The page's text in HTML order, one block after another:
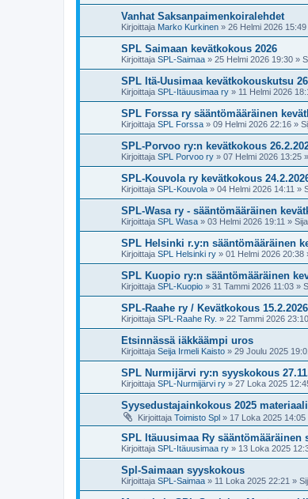
Vanhat Saksanpaimenkoiralehdet
Kirjoittaja Marko Kurkinen » 26 Helmi 2026 15:49
SPL Saimaan kevätkokous 2026
Kirjoittaja SPL-Saimaa » 25 Helmi 2026 19:30 »
SPL Itä-Uusimaa kevätkokouskutsu
Kirjoittaja SPL-Itäuusimaa ry » 11 Helmi 2026
SPL Forssa ry sääntömääräinen
Kirjoittaja SPL Forssa » 09 Helmi 2026 22:16 »
SPL-Porvoo ry:n kevätkokous
Kirjoittaja SPL Porvoo ry » 07 Helmi 2026 13:25
SPL-Kouvola ry kevätkokous
Kirjoittaja SPL-Kouvola » 04 Helmi 2026 14:11 »
SPL-Wasa ry - sääntömääräinen
Kirjoittaja SPL Wasa » 03 Helmi 2026 19:11 »
SPL Helsinki r.y:n sääntömääräinen
Kirjoittaja SPL Helsinki ry » 01 Helmi 2026 20:38
SPL Kuopio ry:n sääntömääräinen
Kirjoittaja SPL-Kuopio » 31 Tammi 2026 11:03 »
SPL-Raahe ry / Kevätkokous 15.2.2026
Kirjoittaja SPL-Raahe Ry. » 22 Tammi 2026 23:10
Etsinnässä iäkkäämpi uros
Kirjoittaja Seija Irmeli Kaisto » 29 Joulu 2025
SPL Nurmijärvi ry:n syyskokous
Kirjoittaja SPL-Nurmijärvi ry » 27 Loka 2025
Syysedustajainkokous 2025 materiaali
Kirjoittaja Toimisto Spl » 17 Loka 2025 14:05
SPL Itäuusimaa Ry sääntömääräinen
Kirjoittaja SPL-Itäuusimaa ry » 13 Loka 2025
Spl-Saimaan syyskokous
Kirjoittaja SPL-Saimaa » 11 Loka 2025 22:21 »